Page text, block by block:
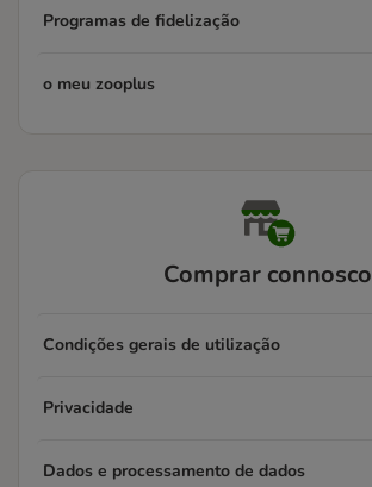
Programas de fidelização
o meu zooplus
Comprar connosco
Condições gerais de utilização
Privacidade
Dados e processamento de dados